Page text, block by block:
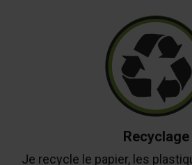
Recyclage
Je recycle le papier, les